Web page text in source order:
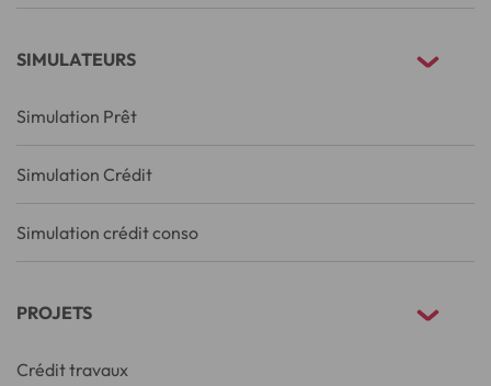
SIMULATEURS
Simulation Prêt
Simulation Crédit
Simulation crédit conso
PROJETS
Crédit travaux